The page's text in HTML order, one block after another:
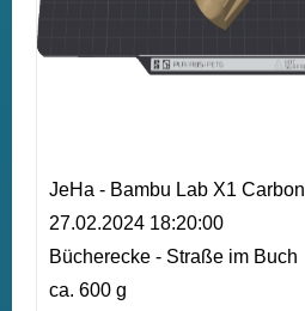
JeHa - Bambu Lab X1 Carbon
27.02.2024 18:20:00
Bücherecke - Straße im Buch
ca. 600 g